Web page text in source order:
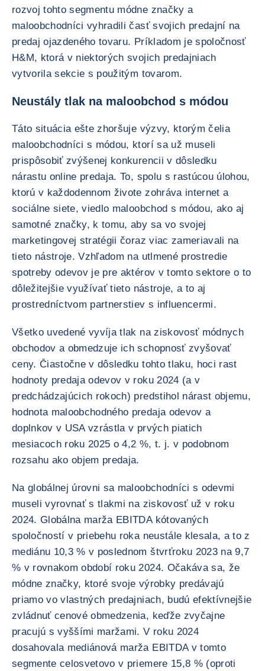
rozvoj tohto segmentu módne značky a
maloobchodníci vyhradili časť svojich predajní na
predaj ojazdeného tovaru. Príkladom je spoločnosť
H&M, ktorá v niektorých svojich predajniach
vytvorila sekcie s použitým tovarom.
Neustály tlak na maloobchod s módou
Táto situácia ešte zhoršuje výzvy, ktorým čelia
maloobchodníci s módou, ktorí sa už museli
prispôsobiť zvýšenej konkurencii v dôsledku
nárastu online predaja. To, spolu s rastúcou úlohou,
ktorú v každodennom živote zohráva internet a
sociálne siete, viedlo maloobchod s módou, ako aj
samotné značky, k tomu, aby sa vo svojej
marketingovej stratégii čoraz viac zameriavali na
tieto nástroje. Vzhľadom na utlmené prostredie
spotreby odevov je pre aktérov v tomto sektore o to
dôležitejšie využívať tieto nástroje, a to aj
prostredníctvom partnerstiev s influencermi.
Všetko uvedené vyvíja tlak na ziskovosť módnych
obchodov a obmedzuje ich schopnosť zvyšovať
ceny. Čiastočne v dôsledku tohto tlaku, hoci rast
hodnoty predaja odevov v roku 2024 (a v
predchádzajúcich rokoch) predstihol nárast objemu,
hodnota maloobchodného predaja odevov a
doplnkov v USA vzrástla v prvých piatich
mesiacoch roku 2025 o 4,2 %, t. j. v podobnom
rozsahu ako objem predaja.
Na globálnej úrovni sa maloobchodníci s odevmi
museli vyrovnať s tlakmi na ziskovosť už v roku
2024. Globálna marža EBITDA kótovaných
spoločností v priebehu roka neustále klesala, a to z
mediánu 10,3 % v poslednom štvrťroku 2023 na 9,7
% v rovnakom období roku 2024. Očakáva sa, že
módne značky, ktoré svoje výrobky predávajú
priamo vo vlastných predajniach, budú efektívnejšie
zvládnuť cenové obmedzenia, keďže zvyčajne
pracujú s vyššími maržami. V roku 2024
dosahovala mediánová marža EBITDA v tomto
segmente celosvetovo v priemere 15,8 % (oproti